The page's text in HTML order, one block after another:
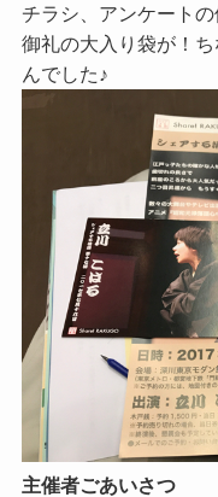
チラシ、アンケート
御礼の大入り袋が！
んでした♪
主催者ごあいさつ